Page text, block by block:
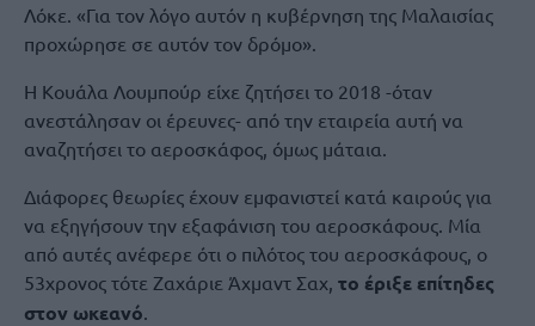
Λόκε. «Για τον λόγο αυτόν η κυβέρνηση της Μαλαισίας
προχώρησε σε αυτόν τον δρόμο».
Η Κουάλα Λουμπούρ είχε ζητήσει το 2018 -όταν
ανεστάλησαν οι έρευνες- από την εταιρεία αυτή να
αναζητήσει το αεροσκάφος, όμως μάταια.
Διάφορες θεωρίες έχουν εμφανιστεί κατά καιρούς για
να εξηγήσουν την εξαφάνιση του αεροσκάφους. Μία
από αυτές ανέφερε ότι ο πιλότος του αεροσκάφους, ο
53χρονος τότε Ζαχάριε Άχμαντ Σαχ, το έριξε επίτηδες
στον ωκεανό.